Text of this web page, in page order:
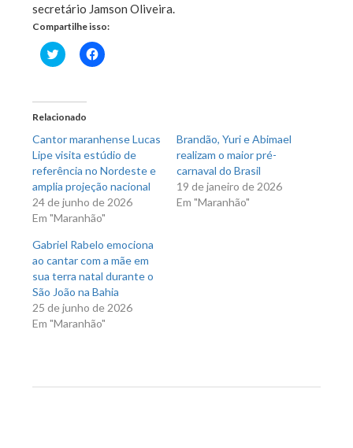
secretário Jamson Oliveira.
Compartilhe isso:
Clique
para
em
nova
janela)
Clique
para
Relacionado
Cantor maranhense Lucas
Lipe visita estúdio de
referência no Nordeste e
amplia projeção nacional
24 de junho de 2026
Em "Maranhão"
Brandão, Yuri e Abimael
realizam o maior pré-
carnaval do Brasil
19 de janeiro de 2026
Em "Maranhão"
Gabriel Rabelo emociona
ao cantar com a mãe em
sua terra natal durante o
São João na Bahia
25 de junho de 2026
Em "Maranhão"